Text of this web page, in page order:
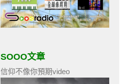
SOOO文章
信仰不像你預期video